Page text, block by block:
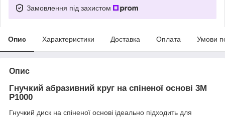
Замовлення під захистом
Опис Характеристики Доставка Оплата Умови
Опис
Гнучкий абразивний круг на спіненої основі 3M
P1000
Гнучкий диск на спіненої основі ідеально підходить для